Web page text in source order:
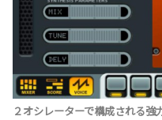
２オシレーターで構成される強